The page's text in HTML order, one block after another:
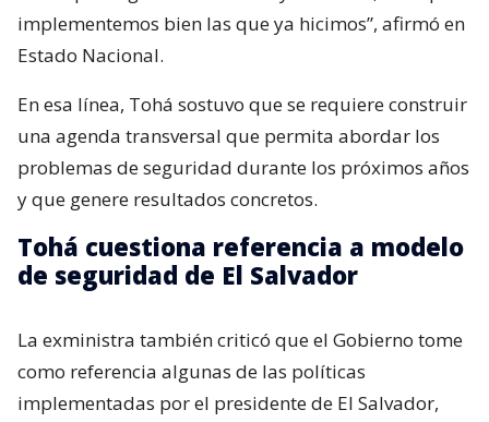
implementemos bien las que ya hicimos”, afirmó en
Estado Nacional.
En esa línea, Tohá sostuvo que se requiere construir
una agenda transversal que permita abordar los
problemas de seguridad durante los próximos años
y que genere resultados concretos.
Tohá cuestiona referencia a modelo
de seguridad de El Salvador
La exministra también criticó que el Gobierno tome
como referencia algunas de las políticas
implementadas por el presidente de El Salvador,